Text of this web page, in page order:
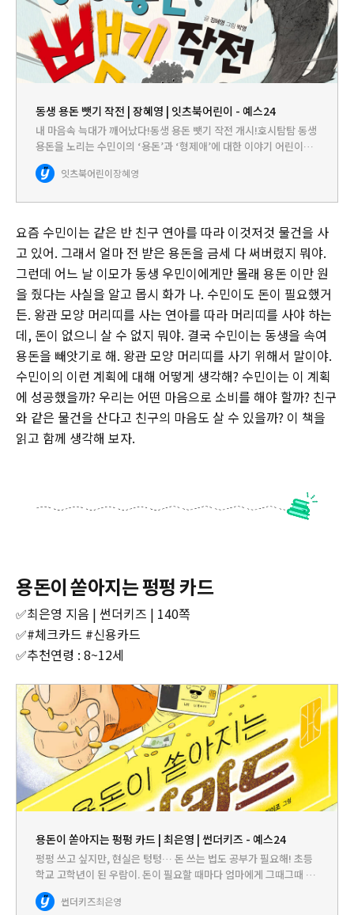
동생 용돈 뺏기 작전 | 장혜영 | 잇츠북어린이 - 예스24
내 마음속 늑대가 깨어났다!동생 용돈 뺏기 작전 개시!호시탐탐 동생
용돈을 노리는 수민이의 ‘용돈’과 ‘형제애’에 대한 이야기 어린이들
에게 합리적인 경제관념을 심어 주기 위해서 정기적으로 용돈을 주
는 경우가 많습니다. 하지만 계획을 세워서 규모 있게 용돈을…
잇츠북어린이장혜영
요즘 수민이는 같은 반 친구 연아를 따라 이것저것 물건을 사
고 있어. 그래서 얼마 전 받은 용돈을 금세 다 써버렸지 뭐야.
그런데 어느 날 이모가 동생 우민이에게만 몰래 용돈 이만 원
을 줬다는 사실을 알고 몹시 화가 나. 수민이도 돈이 필요했거
든. 왕관 모양 머리띠를 사는 연아를 따라 머리띠를 사야 하는
데, 돈이 없으니 살 수 없지 뭐야. 결국 수민이는 동생을 속여
용돈을 빼앗기로 해. 왕관 모양 머리띠를 사기 위해서 말이야.
수민이의 이런 계획에 대해 어떻게 생각해? 수민이는 이 계획
에 성공했을까? 우리는 어떤 마음으로 소비를 해야 할까? 친구
와 같은 물건을 산다고 친구의 마음도 살 수 있을까? 이 책을
읽고 함께 생각해 보자.
용돈이 쏟아지는 펑펑 카드
✅최은영 지음 | 썬더키즈 | 140쪽
✅#체크카드 #신용카드
✅추천연령 : 8~12세
용돈이 쏟아지는 펑펑 카드 | 최은영 | 썬더키즈 - 예스24
펑펑 쓰고 싶지만, 현실은 텅텅… 돈 쓰는 법도 공부가 필요해! 초등
학교 고학년이 된 우람이. 돈이 필요할 때마다 엄마에게 그때그때 요
청하는 방식이 불편하게 느껴집니다. 자기만의 사생활이 필요하다고
느낀 우람이는 용돈을 받고 싶다고 말합니다. 하지만 엄마가 제…
썬더키즈최은영